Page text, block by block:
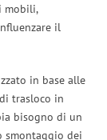
mobili,
il
in base alle
trasloco in
bisogno di un
smontaggio dei